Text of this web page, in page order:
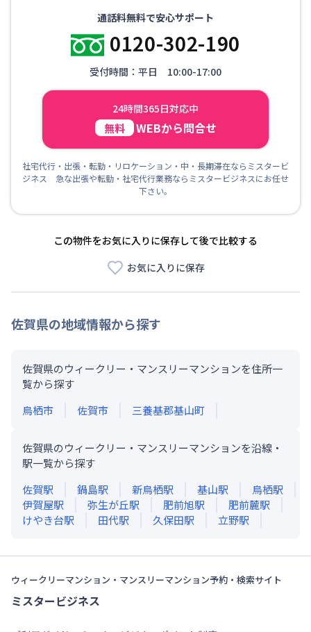
通話料無料で安心サポート
0120-302-190
受付時間：平日 10:00-17:00
24時間365日対応中
無料 WEBから問合せ
社宅代行・出張・転勤・リロケーション・中・長期滞在ならミスタービ
ジネス 急な出張や転勤・社宅代行業務ならミスタービジネスにお任せ
下さい。
この物件をお気に入りに保存して後で比較する
お気に入りに保存
佐賀県の地域情報から探す
佐賀県のウィークリー・マンスリーマンションを住所一
覧から探す
鳥栖市
佐賀市 三養基郡基山町
佐賀県のウィークリー・マンスリーマンションを沿線・
駅一覧から探す
佐賀駅 鍋島駅 新鳥栖駅 基山駅 鳥栖駅
伊賀屋駅 弥生が丘駅 肥前旭駅 肥前麓駅
けやき台駅 田代駅 久保田駅 立野駅
ウィークリーマンション・マンスリーマンション予約・検索サイト
ミスタービジネス